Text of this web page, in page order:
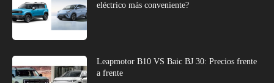
eléctrico más conveniente?
Leapmotor B10 VS Baic BJ 30: Precios frente
a frente